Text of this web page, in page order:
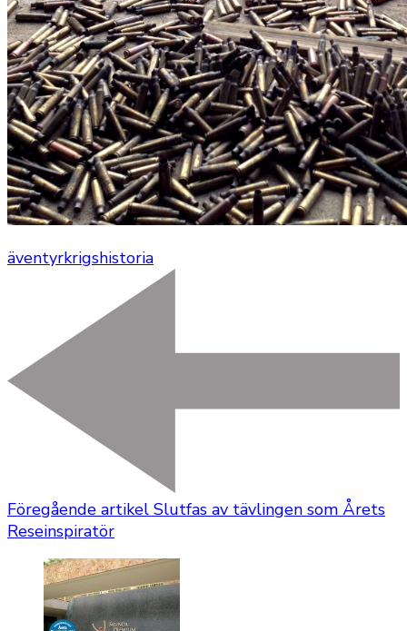
äventyrkrigshistoria
Föregående artikel Slutfas av tävlingen som Årets
Reseinspiratör